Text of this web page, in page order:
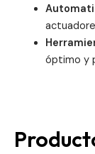
óptimo y